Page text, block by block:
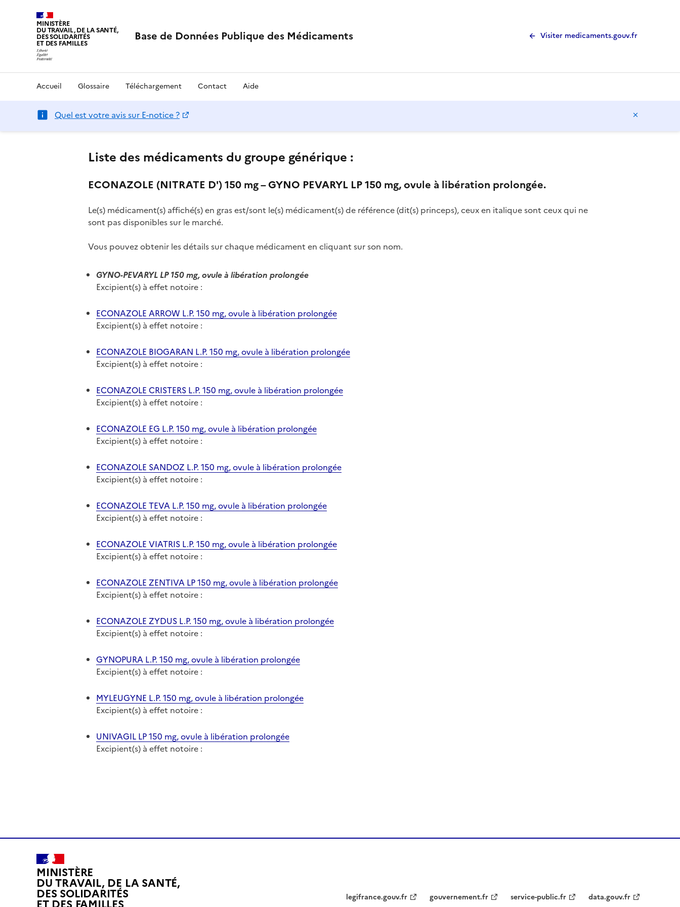
MINISTÈRE
DU TRAVAIL, DE LA SANTÉ,
DES SOLIDARITÉS
ET DES FAMILLES Base de Données Publique des Médicaments Visiter medicaments.gouv.fr
Accueil Glossaire Téléchargement Contact Aide
Quel est votre avis sur E-notice ?
Liste des médicaments du groupe générique :
ECONAZOLE (NITRATE D') 150 mg – GYNO PEVARYL LP 150 mg, ovule à libération prolongée.
Le(s) médicament(s) affiché(s) en gras est/sont le(s) médicament(s) de référence (dit(s) princeps), ceux en italique sont ceux qui ne
sont pas disponibles sur le marché.
Vous pouvez obtenir les détails sur chaque médicament en cliquant sur son nom.
GYNO-PEVARYL LP 150 mg, ovule à libération prolongée
Excipient(s) à effet notoire :
ECONAZOLE ARROW L.P. 150 mg, ovule à libération prolongée
Excipient(s) à effet notoire :
ECONAZOLE BIOGARAN L.P. 150 mg, ovule à libération prolongée
Excipient(s) à effet notoire :
ECONAZOLE CRISTERS L.P. 150 mg, ovule à libération prolongée
Excipient(s) à effet notoire :
ECONAZOLE EG L.P. 150 mg, ovule à libération prolongée
Excipient(s) à effet notoire :
ECONAZOLE SANDOZ L.P. 150 mg, ovule à libération prolongée
Excipient(s) à effet notoire :
ECONAZOLE TEVA L.P. 150 mg, ovule à libération prolongée
Excipient(s) à effet notoire :
ECONAZOLE VIATRIS L.P. 150 mg, ovule à libération prolongée
Excipient(s) à effet notoire :
ECONAZOLE ZENTIVA LP 150 mg, ovule à libération prolongée
Excipient(s) à effet notoire :
ECONAZOLE ZYDUS L.P. 150 mg, ovule à libération prolongée
Excipient(s) à effet notoire :
GYNOPURA L.P. 150 mg, ovule à libération prolongée
Excipient(s) à effet notoire :
MYLEUGYNE L.P. 150 mg, ovule à libération prolongée
Excipient(s) à effet notoire :
UNIVAGIL LP 150 mg, ovule à libération prolongée
Excipient(s) à effet notoire :
MINISTÈRE
DU TRAVAIL, DE LA SANTÉ,
DES SOLIDARITÉS legifrance.gouv.fr gouvernement.fr service-public.fr data.gouv.fr